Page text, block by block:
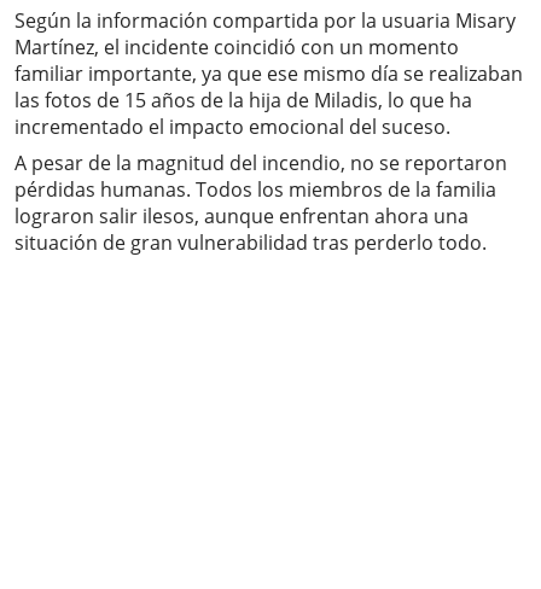
Según la información compartida por la usuaria Misary
Martínez, el incidente coincidió con un momento
familiar importante, ya que ese mismo día se realizaban
las fotos de 15 años de la hija de Miladis, lo que ha
incrementado el impacto emocional del suceso.
A pesar de la magnitud del incendio, no se reportaron
pérdidas humanas. Todos los miembros de la familia
lograron salir ilesos, aunque enfrentan ahora una
situación de gran vulnerabilidad tras perderlo todo.